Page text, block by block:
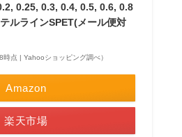
0.25, 0.3, 0.4, 0.5, 0.6, 0.8
ルラインSPET(メール便対
点 | Yahooショッピング調べ）
Amazon
楽天市場